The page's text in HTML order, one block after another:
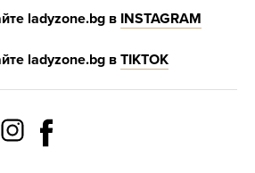
ladyzone.bg в INSTAGRAM
ladyzone.bg в ТIKTOK